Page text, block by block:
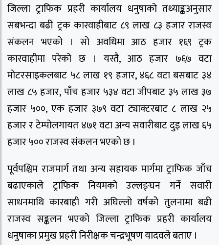
जिल्ला ट्राफिक प्रहरी कार्यालय धनुषाको तथ्याङ्कअनुसार
सबभन्दा बढी ट्रक कारवाहीबाट ८९ लाख ८३ हजार राजस्व
संकलन भएको । सो अवधिमा आठ हजार १६९ ट्रक
कारवाहीमा परेको छ । यस्तै, आठ हजार ७६७ वटा
मोटरसाइकलबाट ५८ लाख १९ हजार, ४६८ वटा बसबाट ३४
लाख ८५ हजार, पाँच हजार ५३४ वटा जीपबाट ३५ लाख ३७
हजार ५००, एक हजार ३७९ वटा ट्याक्टरबाट ८ लाख २५
हजार र टेम्पोलगायत ४७१ वटा अन्य सवारीबाट दुइ लाख ६५
हजार ५०० राजस्व संकलन भएको छ ।
पूर्वपश्चिम राजमार्ग तथा अन्य सहायक मार्गमा ट्राफिक जाँच
बढाएकाले ट्राफिक नियमको उल्लङ्घन गर्ने सवारी
साधनमाथि कारबाही गरी अघिल्लो वर्षकोे तुलनामा बढी
राजस्व सङ्कलन भएको जिल्ला ट्राफिक प्रहरी कार्यालय
धनुषाका प्रमुख प्रहरी निरीक्षक चन्द्रभूषण यादवले बताए ।